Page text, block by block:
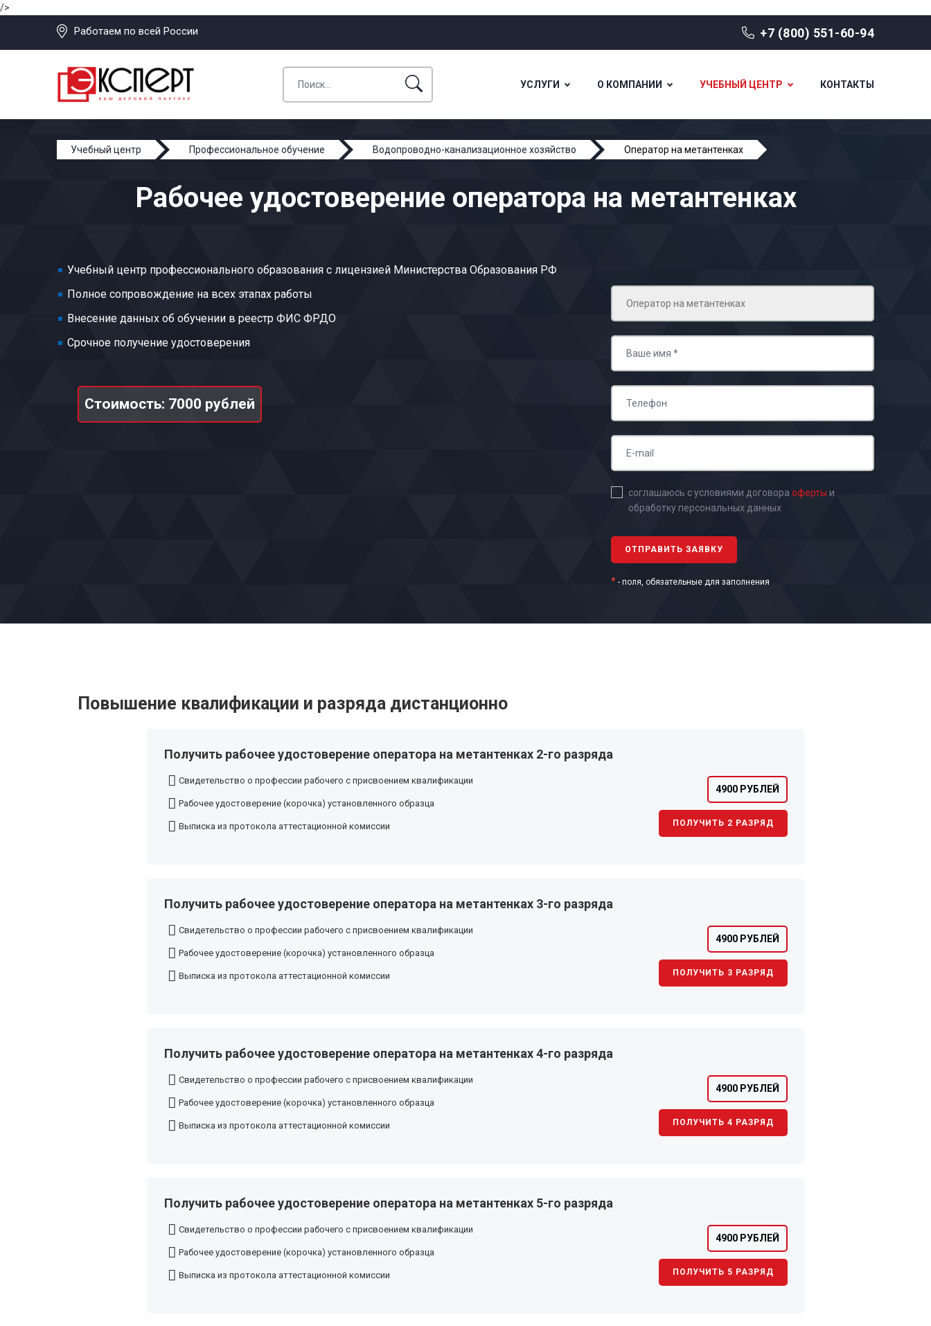
/>
Работаем по всей России +7 (800) 551-60-94
УСЛУГИ О КОМПАНИИ УЧЕБНЫЙ ЦЕНТР КОНТАКТЫ
Учебный центр Профессиональное обучение Водопроводно-канализационное хозяйство Оператор на метантенках
Рабочее удостоверение оператора на метантенках
Учебный центр профессионального образования с лицензией Министерства Образования РФ
Полное сопровождение на всех этапах работы
Внесение данных об обучении в реестр ФИС ФРДО
Срочное получение удостоверения
Стоимость: 7000 рублей
соглашаюсь с условиями договора оферты и
обработку персональных данных
* - поля, обязательные для заполнения
Повышение квалификации и разряда дистанционно
Получить рабочее удостоверение оператора на метантенках 2-го разряда
Свидетельство о профессии рабочего с присвоением квалификации
Рабочее удостоверение (корочка) установленного образца
Выписка из протокола аттестационной комиссии
4900 РУБЛЕЙ
ПОЛУЧИТЬ 2 РАЗРЯД
Получить рабочее удостоверение оператора на метантенках 3-го разряда
Свидетельство о профессии рабочего с присвоением квалификации
Рабочее удостоверение (корочка) установленного образца
Выписка из протокола аттестационной комиссии
4900 РУБЛЕЙ
ПОЛУЧИТЬ 3 РАЗРЯД
Получить рабочее удостоверение оператора на метантенках 4-го разряда
Свидетельство о профессии рабочего с присвоением квалификации
Рабочее удостоверение (корочка) установленного образца
Выписка из протокола аттестационной комиссии
4900 РУБЛЕЙ
ПОЛУЧИТЬ 4 РАЗРЯД
Получить рабочее удостоверение оператора на метантенках 5-го разряда
Свидетельство о профессии рабочего с присвоением квалификации
Рабочее удостоверение (корочка) установленного образца
Выписка из протокола аттестационной комиссии
4900 РУБЛЕЙ
ПОЛУЧИТЬ 5 РАЗРЯД